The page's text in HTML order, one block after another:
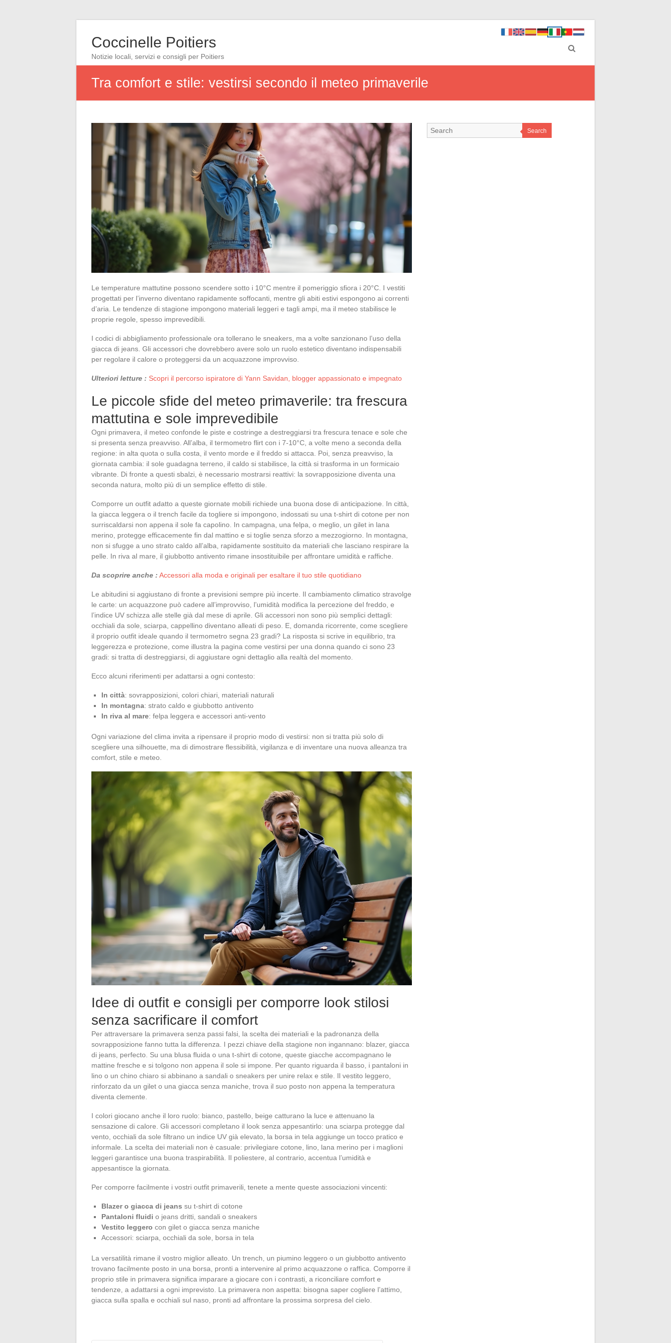
Coccinelle Poitiers
Notizie locali, servizi e consigli per Poitiers
Tra comfort e stile: vestirsi secondo il meteo primaverile
Le temperature mattutine possono scendere sotto i 10°C mentre il pomeriggio sfiora i 20°C. I vestiti
progettati per l’inverno diventano rapidamente soffocanti, mentre gli abiti estivi espongono ai correnti
d’aria. Le tendenze di stagione impongono materiali leggeri e tagli ampi, ma il meteo stabilisce le
proprie regole, spesso imprevedibili.
I codici di abbigliamento professionale ora tollerano le sneakers, ma a volte sanzionano l’uso della
giacca di jeans. Gli accessori che dovrebbero avere solo un ruolo estetico diventano indispensabili
per regolare il calore o proteggersi da un acquazzone improvviso.
Ulteriori letture : Scopri il percorso ispiratore di Yann Savidan, blogger appassionato e impegnato
Le piccole sfide del meteo primaverile: tra frescura
mattutina e sole imprevedibile
Ogni primavera, il meteo confonde le piste e costringe a destreggiarsi tra frescura tenace e sole che
si presenta senza preavviso. All’alba, il termometro flirt con i 7-10°C, a volte meno a seconda della
regione: in alta quota o sulla costa, il vento morde e il freddo si attacca. Poi, senza preavviso, la
giornata cambia: il sole guadagna terreno, il caldo si stabilisce, la città si trasforma in un formicaio
vibrante. Di fronte a questi sbalzi, è necessario mostrarsi reattivi: la sovrapposizione diventa una
seconda natura, molto più di un semplice effetto di stile.
Comporre un outfit adatto a queste giornate mobili richiede una buona dose di anticipazione. In città,
la giacca leggera o il trench facile da togliere si impongono, indossati su una t-shirt di cotone per non
surriscaldarsi non appena il sole fa capolino. In campagna, una felpa, o meglio, un gilet in lana
merino, protegge efficacemente fin dal mattino e si toglie senza sforzo a mezzogiorno. In montagna,
non si sfugge a uno strato caldo all’alba, rapidamente sostituito da materiali che lasciano respirare la
pelle. In riva al mare, il giubbotto antivento rimane insostituibile per affrontare umidità e raffiche.
Da scoprire anche : Accessori alla moda e originali per esaltare il tuo stile quotidiano
Le abitudini si aggiustano di fronte a previsioni sempre più incerte. Il cambiamento climatico stravolge
le carte: un acquazzone può cadere all’improvviso, l’umidità modifica la percezione del freddo, e
l’indice UV schizza alle stelle già dal mese di aprile. Gli accessori non sono più semplici dettagli:
occhiali da sole, sciarpa, cappellino diventano alleati di peso. E, domanda ricorrente, come scegliere
il proprio outfit ideale quando il termometro segna 23 gradi? La risposta si scrive in equilibrio, tra
leggerezza e protezione, come illustra la pagina come vestirsi per una donna quando ci sono 23
gradi: si tratta di destreggiarsi, di aggiustare ogni dettaglio alla realtà del momento.
Ecco alcuni riferimenti per adattarsi a ogni contesto:
In città: sovrapposizioni, colori chiari, materiali naturali
In montagna: strato caldo e giubbotto antivento
In riva al mare: felpa leggera e accessori anti-vento
Ogni variazione del clima invita a ripensare il proprio modo di vestirsi: non si tratta più solo di
scegliere una silhouette, ma di dimostrare flessibilità, vigilanza e di inventare una nuova alleanza tra
comfort, stile e meteo.
Idee di outfit e consigli per comporre look stilosi
senza sacrificare il comfort
Per attraversare la primavera senza passi falsi, la scelta dei materiali e la padronanza della
sovrapposizione fanno tutta la differenza. I pezzi chiave della stagione non ingannano: blazer, giacca
di jeans, perfecto. Su una blusa fluida o una t-shirt di cotone, queste giacche accompagnano le
mattine fresche e si tolgono non appena il sole si impone. Per quanto riguarda il basso, i pantaloni in
lino o un chino chiaro si abbinano a sandali o sneakers per unire relax e stile. Il vestito leggero,
rinforzato da un gilet o una giacca senza maniche, trova il suo posto non appena la temperatura
diventa clemente.
I colori giocano anche il loro ruolo: bianco, pastello, beige catturano la luce e attenuano la
sensazione di calore. Gli accessori completano il look senza appesantirlo: una sciarpa protegge dal
vento, occhiali da sole filtrano un indice UV già elevato, la borsa in tela aggiunge un tocco pratico e
informale. La scelta dei materiali non è casuale: privilegiare cotone, lino, lana merino per i maglioni
leggeri garantisce una buona traspirabilità. Il poliestere, al contrario, accentua l’umidità e
appesantisce la giornata.
Per comporre facilmente i vostri outfit primaverili, tenete a mente queste associazioni vincenti:
Blazer o giacca di jeans su t-shirt di cotone
Pantaloni fluidi o jeans dritti, sandali o sneakers
Vestito leggero con gilet o giacca senza maniche
Accessori: sciarpa, occhiali da sole, borsa in tela
La versatilità rimane il vostro miglior alleato. Un trench, un piumino leggero o un giubbotto antivento
trovano facilmente posto in una borsa, pronti a intervenire al primo acquazzone o raffica. Comporre il
proprio stile in primavera significa imparare a giocare con i contrasti, a riconciliare comfort e
tendenze, a adattarsi a ogni imprevisto. La primavera non aspetta: bisogna saper cogliere l’attimo,
giacca sulla spalla e occhiali sul naso, pronti ad affrontare la prossima sorpresa del cielo.
Search